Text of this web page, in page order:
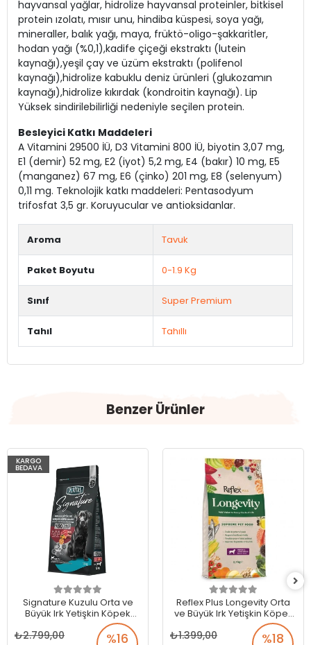
hayvansal yağlar, hidrolize hayvansal proteinler, bitkisel
protein ızolatı, mısır unu, hindiba küspesi, soya yağı,
mineraller, balık yağı, maya, früktö-oligo-şakkaritler,
hodan yağı (%0,1),kadife çiçeği ekstraktı (lutein
kaynağı),yeşil çay ve üzüm ekstraktı (polifenol
kaynağı),hidrolize kabuklu deniz ürünleri (glukozamın
kaynağı),hidrolize kıkırdak (kondroitin kaynağı). Lip
Yüksek sindirilebilirliği nedeniyle seçilen protein.
Besleyici Katkı Maddeleri
A Vitamini 29500 İÜ, D3 Vitamini 800 İÜ, biyotin 3,07 mg,
E1 (demir) 52 mg, E2 (iyot) 5,2 mg, E4 (bakır) 10 mg, E5
(manganez) 67 mg, E6 (çinko) 201 mg, E8 (selenyum)
0,11 mg. Teknolojik katkı maddeleri: Pentasodyum
trifosfat 3,5 gr. Koruyucular ve antioksidanlar.
Aroma Tavuk
Paket Boyutu 0-1.9 Kg
Sınıf Super Premium
Tahıl Tahıllı
Benzer Ürünler
KARGO
BEDAVA
Signature Kuzulu Orta ve
Büyük Irk Yetişkin Köpek
Maması 12 Kg
%16
2.799,00
Reflex Plus Longevity Orta
ve Büyük Irk Yetişkin Köpek
Maması 2700 Gr
%18
1.399,00